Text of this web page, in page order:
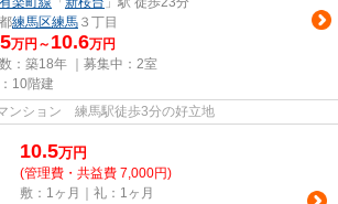
練馬区練馬 ３丁目
万円～ 10.6万円
：築18年 ｜募集中： 2室
10階建
ンション 練馬駅徒歩3分の好立地
10.5万円
(管理費・共益費 7,000円)
敷：1ヶ月｜礼：1ヶ月